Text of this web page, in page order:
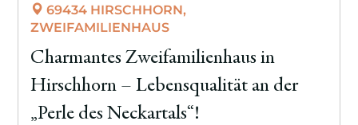
69434 HIRSCHHORN,
ZWEIFAMILIENHAUS
Charmantes Zweifamilienhaus in
Hirschhorn – Lebensqualität an der
„Perle des Neckartals“!